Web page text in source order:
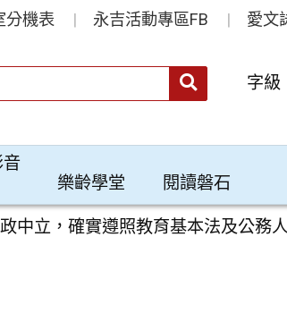
分機表 永吉活動專區FB 愛文
送出 字級
樂齡學堂 閱讀磐石
中立，確實遵照教育基本法及公務